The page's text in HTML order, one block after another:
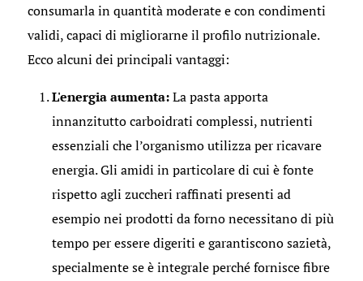
consumarla in quantità moderate e con condimenti
validi, capaci di migliorarne il profilo nutrizionale.
Ecco alcuni dei principali vantaggi:
L'energia aumenta:La pasta apporta
innanzitutto carboidrati complessi, nutrienti
essenziali che l’organismo utilizza per ricavare
energia. Gli amidi in particolare di cui è fonte
rispetto agli zuccheri raffinati presenti ad
esempio nei prodotti da forno necessitano di più
tempo per essere digeriti e garantiscono sazietà,
specialmente se è integrale perché fornisce fibre